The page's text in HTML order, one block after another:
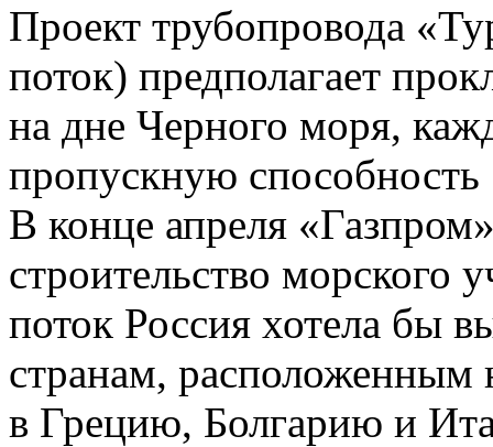
Проект трубопровода «
поток) предполагает
на дне Черного моря,
пропускную
В конце апреля «
строительство морского
поток Россия хотела бы
странам, расположенным
в Грецию, Болгарию и